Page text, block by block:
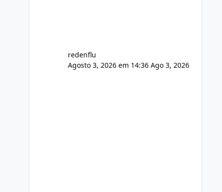
redenflu
Agosto 3, 2026 em 14:36 Ago 3, 2026